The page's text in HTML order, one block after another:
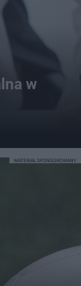
w
MATERIAŁ SPONSOROWANY